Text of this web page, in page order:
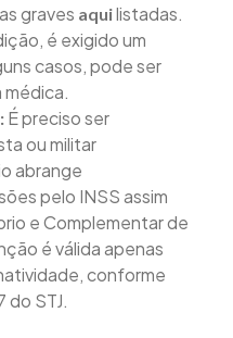
graves aquilistadas.
é exigido um
casos, pode ser
médica.
É preciso ser
ou militar
abrange
pelo INSS assim
e Complementar de
é válida apenas
conforme
do STJ.